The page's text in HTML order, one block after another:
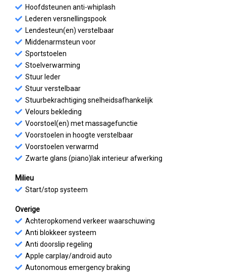
Hoofdsteunen anti-whiplash
Lederen versnellingspook
Lendesteun(en) verstelbaar
Middenarmsteun voor
Sportstoelen
Stoelverwarming
Stuur leder
Stuur verstelbaar
Stuurbekrachtiging snelheidsafhankelijk
Velours bekleding
Voorstoel(en) met massagefunctie
Voorstoelen in hoogte verstelbaar
Voorstoelen verwarmd
Zwarte glans (piano)lak interieur afwerking
Milieu
Start/stop systeem
Overige
Achteropkomend verkeer waarschuwing
Anti blokkeer systeem
Anti doorslip regeling
Apple carplay/android auto
Autonomous emergency braking